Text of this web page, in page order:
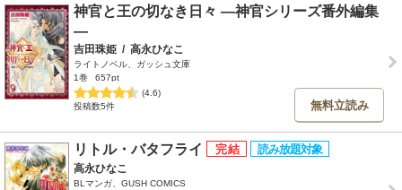
神官と王の切なき日々 ―神官シリーズ番外編集
―
吉田珠姫 / 高永ひなこ
ライトノベル、ガッシュ文庫
1巻
657pt
(4.6)
投稿数5件
無料立読み
リトル・バタフライ
高永ひなこ
BLマンガ、GUSH COMICS